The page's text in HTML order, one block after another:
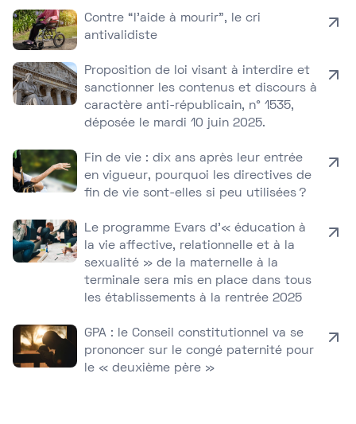
Contre “l’aide à mourir”, le cri
antivalidiste
Proposition de loi visant à interdire et
sanctionner les contenus et discours à
caractère anti-républicain, n° 1535,
déposée le mardi 10 juin 2025.
Fin de vie : dix ans après leur entrée
en vigueur, pourquoi les directives de
fin de vie sont-elles si peu utilisées ?
Le programme Evars d’« éducation à
la vie affective, relationnelle et à la
sexualité » de la maternelle à la
terminale sera mis en place dans tous
les établissements à la rentrée 2025
GPA : le Conseil constitutionnel va se
prononcer sur le congé paternité pour
le « deuxième père »